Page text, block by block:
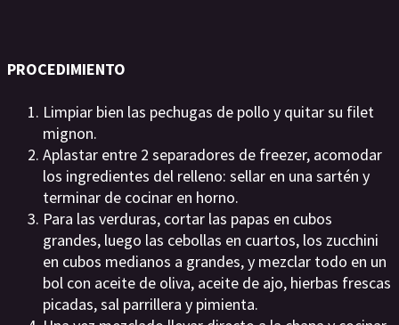
PROCEDIMIENTO
Limpiar bien las pechugas de pollo y quitar su filet
mignon.
Aplastar entre 2 separadores de freezer, acomodar
los ingredientes del relleno: sellar en una sartén y
terminar de cocinar en horno.
Para las verduras, cortar las papas en cubos
grandes, luego las cebollas en cuartos, los zucchini
en cubos medianos a grandes, y mezclar todo en un
bol con aceite de oliva, aceite de ajo, hierbas frescas
picadas, sal parrillera y pimienta.